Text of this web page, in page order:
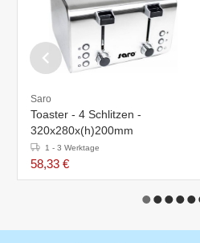
Saro
Toaster - 4 Schlitzen -
320x280x(h)200mm
1 - 3 Werktage
58,33 €